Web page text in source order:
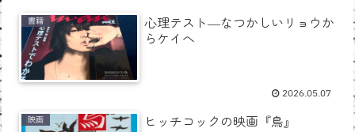
書籍
心理テスト―なつかしいリョウか
らケイへ
2026.05.07
映画 ヒッチコックの映画『鳥』